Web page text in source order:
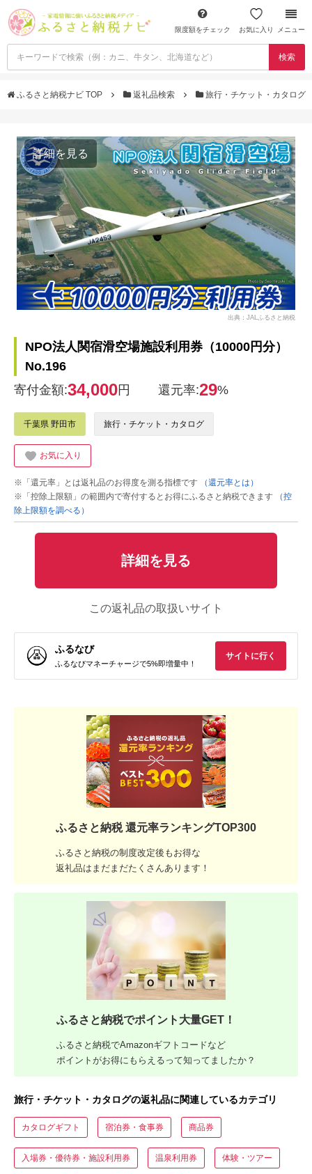
限度額をチェック お気に入り メニュー
検索
ふるさと納税ナビ TOP 返礼品検索 旅行・チケット・カタログ
詳細を見る
出典：JALふるさと納税
NPO法人関宿滑空場施設利用券（10000円分）
No.196
寄付金額:34,000円 還元率:29%
千葉県 野田市 旅行・チケット・カタログ
お気に入り
※「還元率」とは返礼品のお得度を測る指標です
（還元率とは）
※「控除上限額」の範囲内で寄付するとお得にふるさと納税できます
（控
除上限額を調べる）
詳細を見る
この返礼品の取扱いサイト
ふるなび
ふるなびマネーチャージで5%即増量中！
サイトに行く
ふるさと納税 還元率ランキングTOP300
ふるさと納税の制度改定後もお得な
返礼品はまだまだたくさんあります！
ふるさと納税でポイント大量GET！
ふるさと納税でAmazonギフトコードなど
ポイントがお得にもらえるって知ってましたか？
旅行・チケット・カタログの返礼品に関連しているカテゴリ
カタログギフト 宿泊券・食事券 商品券
入場券・優待券・施設利用券 温泉利用券 体験・ツアー